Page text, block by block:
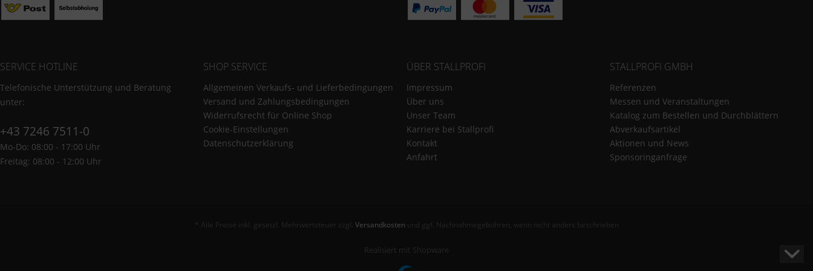
SERVICE HOTLINE
Telefonische Unterstützung und Beratung
unter:
+43 7246 7511-0
Mo-Do: 08:00 - 17:00 Uhr
Freitag: 08:00 - 12:00 Uhr
SHOP SERVICE
Allgemeinen Verkaufs- und Lieferbedingungen
Versand und Zahlungsbedingungen
Widerrufsrecht für Online Shop
Cookie-Einstellungen
Datenschutzerklärung
ÜBER STALLPROFI
Impressum
Über uns
Unser Team
Karriere bei Stallprofi
Kontakt
Anfahrt
STALLPROFI GMBH
Referenzen
Messen und Veranstaltungen
Katalog zum Bestellen und Durchblättern
Abverkaufsartikel
Aktionen und News
Sponsoringanfrage
* Alle Preise inkl. gesetzl. Mehrwertsteuer zzgl. Versandkostenund ggf. Nachnahmegebühren, wenn nicht anders beschrieben
Realisiert mit Shopware